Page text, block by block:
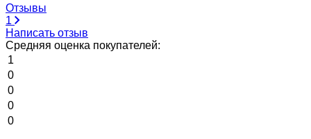
Отзывы
1
Написать отзыв
Средняя оценка покупателей:
1
0
0
0
0